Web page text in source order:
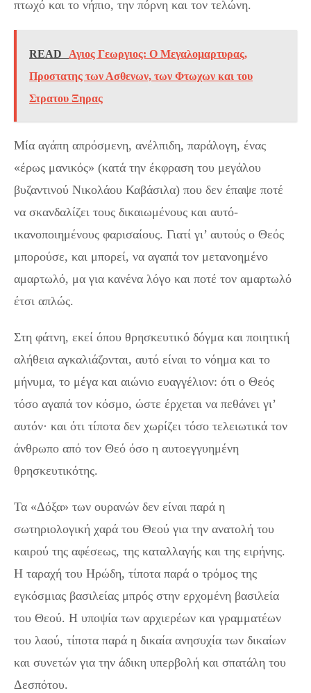
πτωχό και το νήπιο, την πόρνη και τον τελώνη.
READ
Αγιος Γεωργιος: Ο Μεγαλομαρτυρας,
Προστατης των Ασθενων, των Φτωχων και του
Στρατου Ξηρας
Μία αγάπη απρόσμενη, ανέλπιδη, παράλογη, ένας
«έρως μανικός» (κατά την έκφραση του μεγάλου
βυζαντινού Νικολάου Καβάσιλα) που δεν έπαψε ποτέ
να σκανδαλίζει τους δικαιωμένους και αυτό-
ικανοποιημένους φαρισαίους. Γιατί γι’ αυτούς ο Θεός
μπορούσε, και μπορεί, να αγαπά τον μετανοημένο
αμαρτωλό, μα για κανένα λόγο και ποτέ τον αμαρτωλό
έτσι απλώς.
Στη φάτνη, εκεί όπου θρησκευτικό δόγμα και ποιητική
αλήθεια αγκαλιάζονται, αυτό είναι το νόημα και το
μήνυμα, το μέγα και αιώνιο ευαγγέλιον: ότι ο Θεός
τόσο αγαπά τον κόσμο, ώστε έρχεται να πεθάνει γι’
αυτόν· και ότι τίποτα δεν χωρίζει τόσο τελειωτικά τον
άνθρωπο από τον Θεό όσο η αυτοεγγυημένη
θρησκευτικότης.
Τα «Δόξα» των ουρανών δεν είναι παρά η
σωτηριολογική χαρά του Θεού για την ανατολή του
καιρού της αφέσεως, της καταλλαγής και της ειρήνης.
Η ταραχή του Ηρώδη, τίποτα παρά ο τρόμος της
εγκόσμιας βασιλείας μπρός στην ερχομένη βασιλεία
του Θεού. Η υποψία των αρχιερέων και γραμματέων
του λαού, τίποτα παρά η δικαία ανησυχία των δικαίων
και συνετών για την άδικη υπερβολή και σπατάλη του
Δεσπότου.